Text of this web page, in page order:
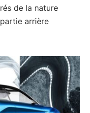
de la nature
arrière